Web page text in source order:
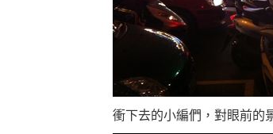
衝下去的小編們，對眼前的